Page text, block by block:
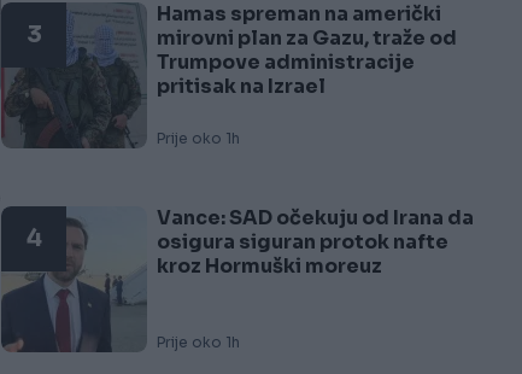
3
Hamas spreman na američki
mirovni plan za Gazu, traže od
Trumpove administracije
pritisak na Izrael
Prije oko 1h
4
Vance: SAD očekuju od Irana da
osigura siguran protok nafte
kroz Hormuški moreuz
Prije oko 1h